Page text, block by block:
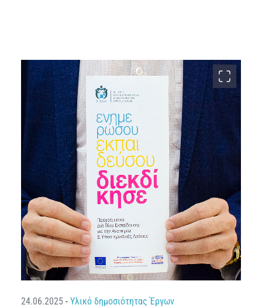
24.06.2025 - Υλικό δημοσιότητας Έργων